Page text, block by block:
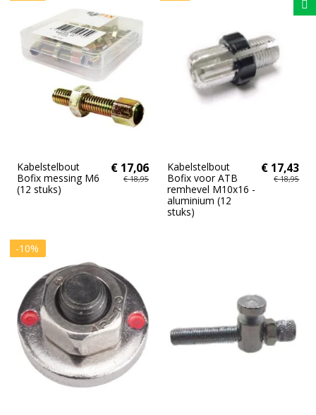
Kabelstelbout
Bofix messing M6
(12 stuks)
€ 17,06
€ 18,95
Kabelstelbout
Bofix voor ATB
remhevel M10x16 -
aluminium (12
stuks)
€ 17,43
€ 18,95
-10%